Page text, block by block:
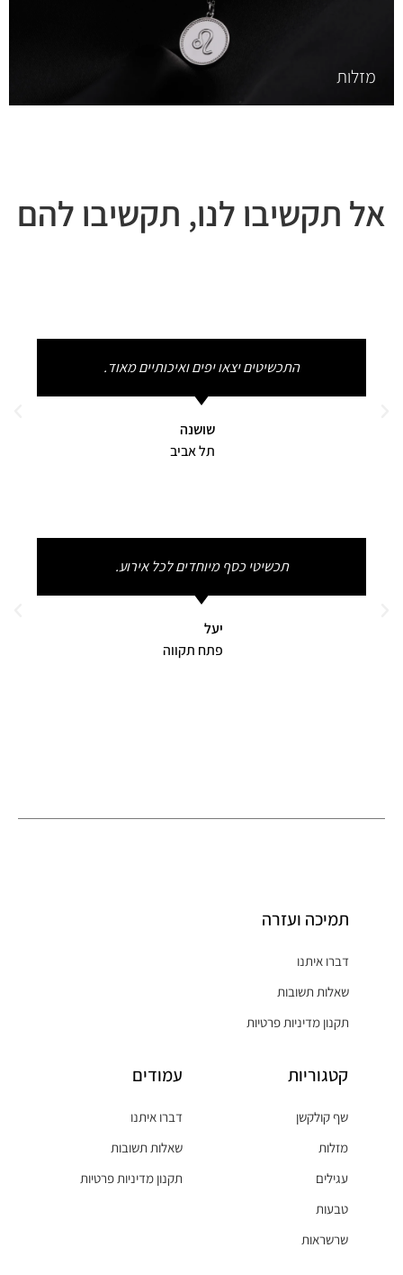
מזלות
אל תקשיבו לנו, תקשיבו להם
התכשיטים יצאו יפים ואיכותיים מאוד.
שושנה
תל אביב
תכשיטי כסף מיוחדים לכל אירוע.
יעל
פתח תקווה
תמיכה ועזרה
דברו איתנו
שאלות תשובות
תקנון מדיניות פרטיות
קטגוריות
שף קולקשן
מזלות
עגילים
טבעות
שרשראות
עמודים
דברו איתנו
שאלות תשובות
תקנון מדיניות פרטיות